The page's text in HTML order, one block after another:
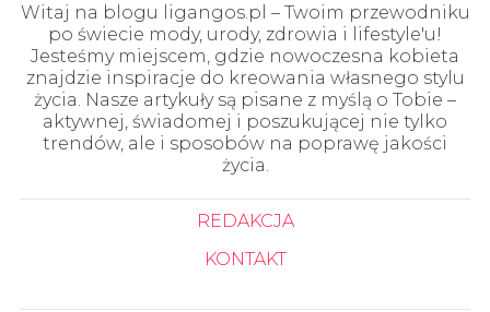
Witaj na blogu ligangos.pl – Twoim przewodniku
po świecie mody, urody, zdrowia i lifestyle'u!
Jesteśmy miejscem, gdzie nowoczesna kobieta
znajdzie inspiracje do kreowania własnego stylu
życia. Nasze artykuły są pisane z myślą o Tobie –
aktywnej, świadomej i poszukującej nie tylko
trendów, ale i sposobów na poprawę jakości
życia.
REDAKCJA
KONTAKT